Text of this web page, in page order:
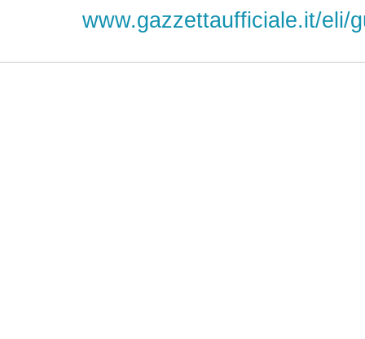
www.gazzettaufficiale.it/eli/